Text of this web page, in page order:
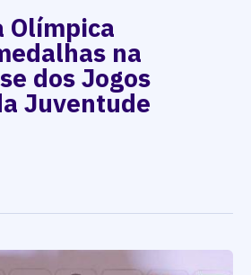
Olímpica
na
dos Jogos
Juventude